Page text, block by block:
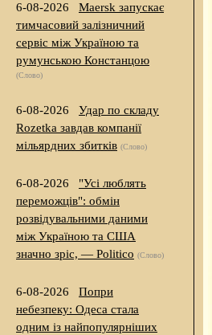
6-08-2026
Maersk запускає
тимчасовий залізничний
сервіс між Україною та
румунською Констанцою
(Слово)
6-08-2026
Удар по складу
Rozetka завдав компанії
мільярдних збитків (Слово)
6-08-2026
"Усі люблять
переможців": обмін
розвідувальними даними
між Україною та США
значно зріс, — Politico (Слово)
6-08-2026
Попри
небезпеку: Одеса стала
одним із найпопулярніших